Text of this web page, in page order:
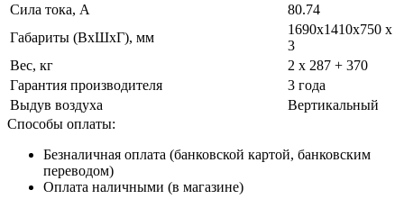
Сила тока, А
80.74
Габариты (ВxШxГ), мм
1690x1410x750 х
3
Вес, кг
2 х 287 + 370
Гарантия производителя
3 года
Выдув воздуха
Вертикальный
Способы оплаты:
Безналичная оплата (банковской картой, банковским
переводом)
Оплата наличными (в магазине)